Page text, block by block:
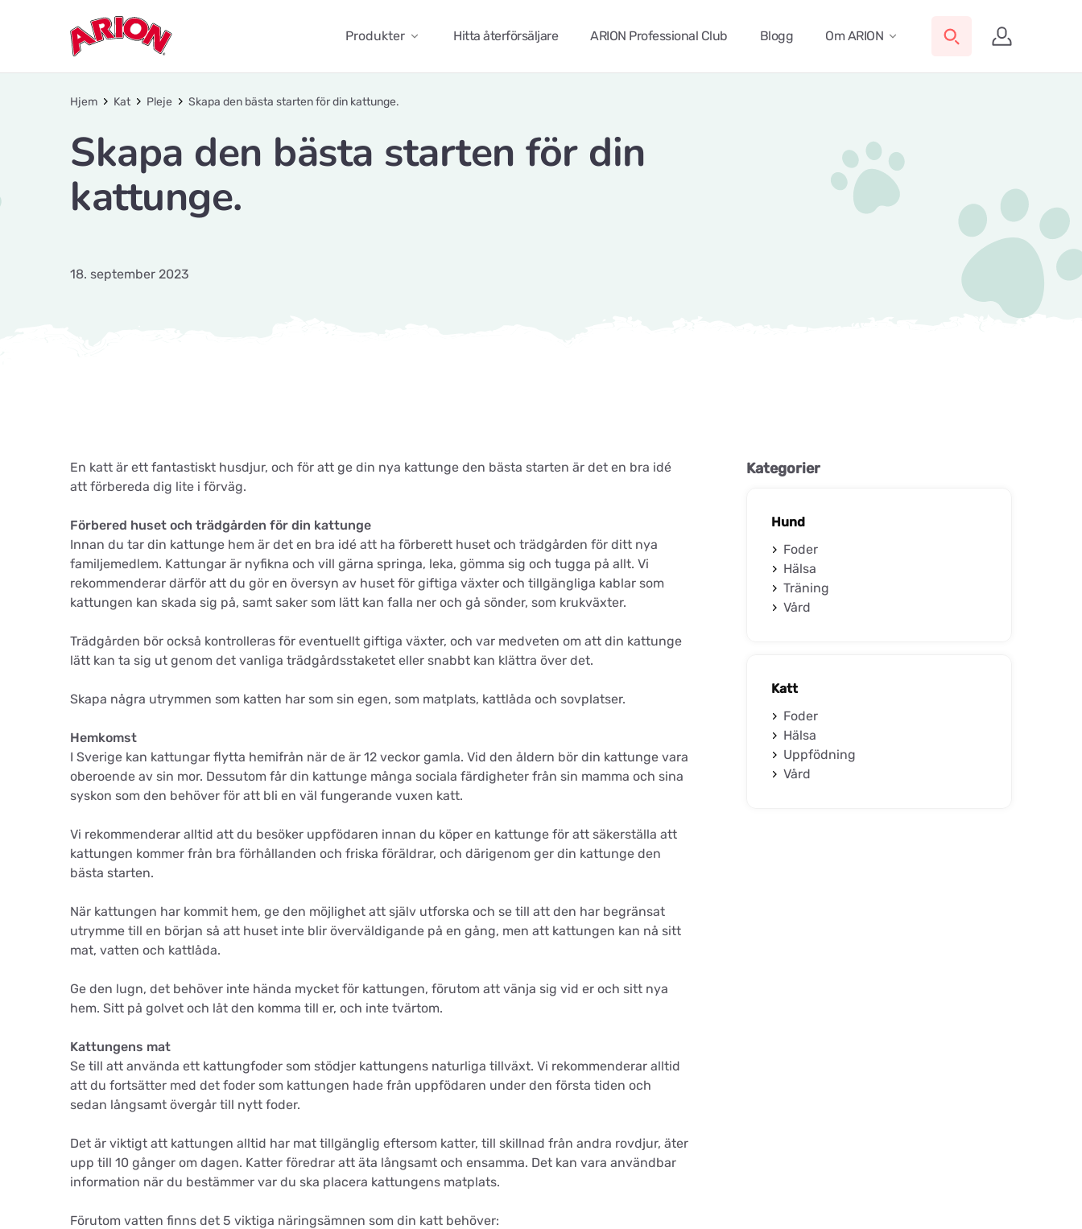
Produkter Hitta återförsäljare ARION Professional Club Blogg Om ARION
Hjem Kat Pleje Skapa den bästa starten för din kattunge.
Skapa den bästa starten för din
kattunge.
18. september 2023
En katt är ett fantastiskt husdjur, och för att ge din nya kattunge den bästa starten är det en bra idé
att förbereda dig lite i förväg.
Förbered huset och trädgården för din kattunge
Innan du tar din kattunge hem är det en bra idé att ha förberett huset och trädgården för ditt nya
familjemedlem. Kattungar är nyfikna och vill gärna springa, leka, gömma sig och tugga på allt. Vi
rekommenderar därför att du gör en översyn av huset för giftiga växter och tillgängliga kablar som
kattungen kan skada sig på, samt saker som lätt kan falla ner och gå sönder, som krukväxter.
Trädgården bör också kontrolleras för eventuellt giftiga växter, och var medveten om att din kattunge
lätt kan ta sig ut genom det vanliga trädgårdsstaketet eller snabbt kan klättra över det.
Skapa några utrymmen som katten har som sin egen, som matplats, kattlåda och sovplatser.
Hemkomst
I Sverige kan kattungar flytta hemifrån när de är 12 veckor gamla. Vid den åldern bör din kattunge vara
oberoende av sin mor. Dessutom får din kattunge många sociala färdigheter från sin mamma och sina
syskon som den behöver för att bli en väl fungerande vuxen katt.
Vi rekommenderar alltid att du besöker uppfödaren innan du köper en kattunge för att säkerställa att
kattungen kommer från bra förhållanden och friska föräldrar, och därigenom ger din kattunge den
bästa starten.
När kattungen har kommit hem, ge den möjlighet att själv utforska och se till att den har begränsat
utrymme till en början så att huset inte blir överväldigande på en gång, men att kattungen kan nå sitt
mat, vatten och kattlåda.
Ge den lugn, det behöver inte hända mycket för kattungen, förutom att vänja sig vid er och sitt nya
hem. Sitt på golvet och låt den komma till er, och inte tvärtom.
Kattungens mat
Se till att använda ett kattungfoder som stödjer kattungens naturliga tillväxt. Vi rekommenderar alltid
att du fortsätter med det foder som kattungen hade från uppfödaren under den första tiden och
sedan långsamt övergår till nytt foder.
Det är viktigt att kattungen alltid har mat tillgänglig eftersom katter, till skillnad från andra rovdjur, äter
upp till 10 gånger om dagen. Katter föredrar att äta långsamt och ensamma. Det kan vara användbar
information när du bestämmer var du ska placera kattungens matplats.
Förutom vatten finns det 5 viktiga näringsämnen som din katt behöver:
Kategorier
Hund
Foder
Hälsa
Träning
Vård
Katt
Foder
Hälsa
Uppfödning
Vård